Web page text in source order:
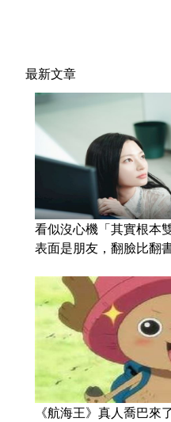
最新文章
看似沒心機「其實根本
表面是朋友，翻臉比翻
《航海王》真人喬巴來